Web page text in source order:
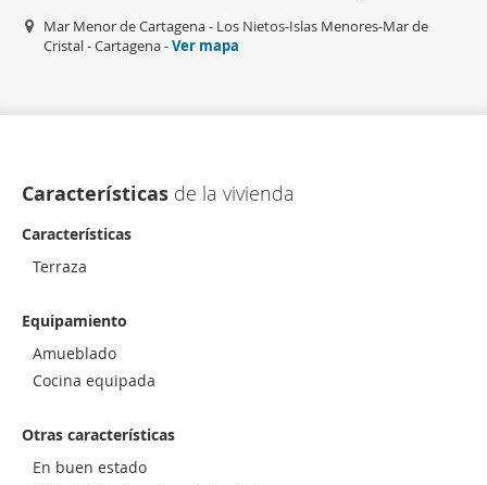
Mar Menor de Cartagena - Los Nietos-Islas Menores-Mar de
Cristal - Cartagena -Ver mapa
Características de la vivienda
Características
Terraza
Equipamiento
Amueblado
Cocina equipada
Otras características
En buen estado